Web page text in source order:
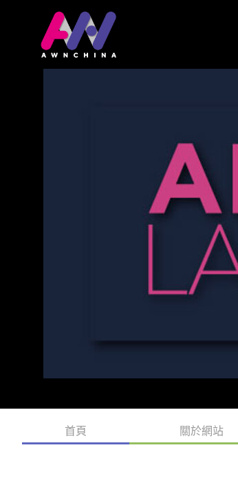
首頁 關於網站